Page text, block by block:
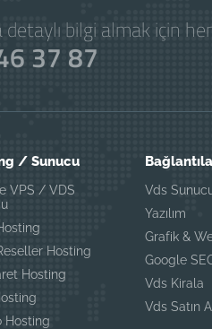
bilgi almak için
37 87
/ Sunucu
VPS / VDS
Hosting
Hosting
Hosting
Vds
Yazılım
Grafik &
Google
Vds Kirala
Vds Satın